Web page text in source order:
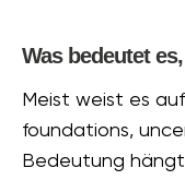
Was bedeutet
Meist weist es
foundations,
Bedeutung hängt